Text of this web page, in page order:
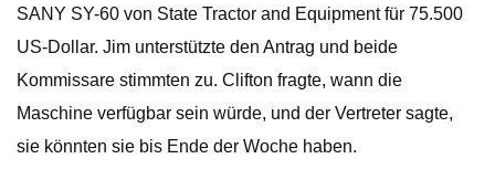
SANY SY-60 von State Tractor and Equipment für 75.500
US-Dollar. Jim unterstützte den Antrag und beide
Kommissare stimmten zu. Clifton fragte, wann die
Maschine verfügbar sein würde, und der Vertreter sagte,
sie könnten sie bis Ende der Woche haben.